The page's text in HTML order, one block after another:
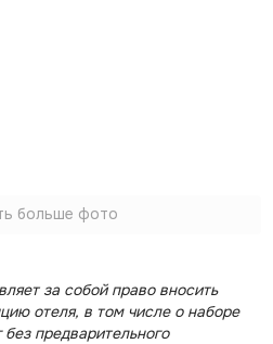
больше фото
за собой право вносить
отеля, в том числе о наборе
предварительного